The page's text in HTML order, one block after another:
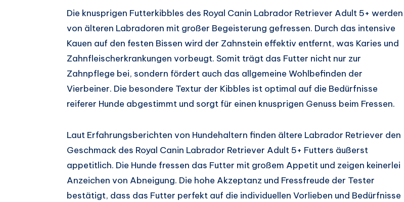
Die knusprigen Futterkibbles des Royal Canin Labrador Retriever Adult 5+ werden
von älteren Labradoren mit großer Begeisterung gefressen. Durch das intensive
Kauen auf den festen Bissen wird der Zahnstein effektiv entfernt, was Karies und
Zahnfleischerkrankungen vorbeugt. Somit trägt das Futter nicht nur zur
Zahnpflege bei, sondern fördert auch das allgemeine Wohlbefinden der
Vierbeiner. Die besondere Textur der Kibbles ist optimal auf die Bedürfnisse
reiferer Hunde abgestimmt und sorgt für einen knusprigen Genuss beim Fressen.
Laut Erfahrungsberichten von Hundehaltern finden ältere Labrador Retriever den
Geschmack des Royal Canin Labrador Retriever Adult 5+ Futters äußerst
appetitlich. Die Hunde fressen das Futter mit großem Appetit und zeigen keinerlei
Anzeichen von Abneigung. Die hohe Akzeptanz und Fressfreude der Tester
bestätigt, dass das Futter perfekt auf die individuellen Vorlieben und Bedürfnisse